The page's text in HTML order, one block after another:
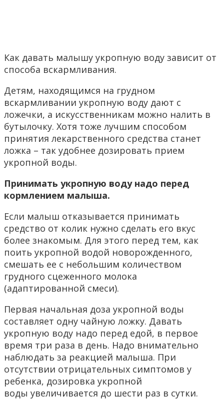
Как давать малышу укропную воду зависит от
способа вскармливания.
Детям, находящимся на грудном
вскармливании укропную воду дают с
ложечки, а искусственникам можно налить в
бутылочку. Хотя тоже лучшим способом
принятия лекарственного средства станет
ложка – так удобнее дозировать прием
укропной воды.
Принимать укропную воду надо перед
кормлением малыша.
Если малыш отказывается принимать
средство от колик нужно сделать его вкус
более знакомым. Для этого перед тем, как
поить укропной водой новорожденного,
смешать ее с небольшим количеством
грудного сцеженного молока
(адаптированной смеси).
Первая начальная доза укропной воды
составляет одну чайную ложку. Давать
укропную воду надо перед едой, в первое
время три раза в день. Надо внимательно
наблюдать за реакцией малыша. При
отсутствии отрицательных симптомов у
ребенка, дозировка укропной
воды увеличивается до шести раз в сутки.